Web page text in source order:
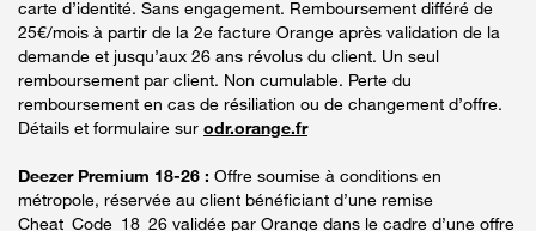
carte d’identité. Sans engagement. Remboursement différé de
25€/mois à partir de la 2e facture Orange après validation de la
demande et jusqu’aux 26 ans révolus du client. Un seul
remboursement par client. Non cumulable. Perte du
remboursement en cas de résiliation ou de changement d’offre.
Détails et formulaire sur odr.orange.fr
Deezer Premium 18-26 : Offre soumise à conditions en
métropole, réservée au client bénéficiant d’une remise
Cheat_Code_18_26 validée par Orange dans le cadre d’une offre